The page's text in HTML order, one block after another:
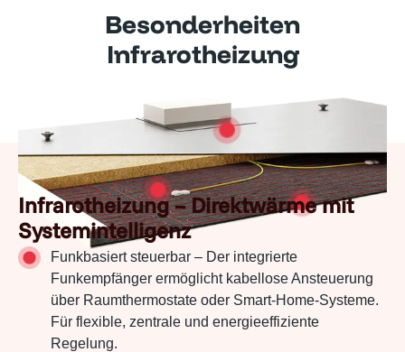
Besonderheiten
Infrarotheizung
Infrarotheizung – Direktwärme mit
Systemintelligenz
Funkbasiert steuerbar – Der integrierte
Funkempfänger ermöglicht kabellose Ansteuerung
über Raumthermostate oder Smart-Home-Systeme.
Für flexible, zentrale und energieeffiziente
Regelung.